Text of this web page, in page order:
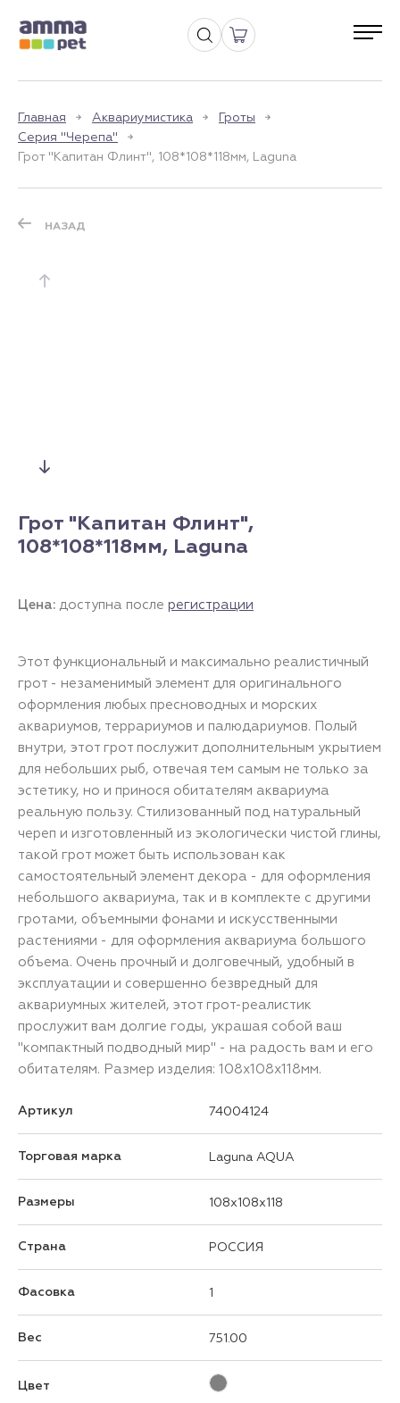
Главная Аквариумистика
Гроты
Серия "Черепа"
Грот "Капитан Флинт", 108*108*118мм, Laguna
НАЗАД
Грот "Капитан Флинт",
108*108*118мм, Laguna
Цена: доступна после регистрации
Этот функциональный и максимально реалистичный
грот - незаменимый элемент для оригинального
оформления любых пресноводных и морских
аквариумов, террариумов и палюдариумов. Полый
внутри, этот грот послужит дополнительным укрытием
для небольших рыб, отвечая тем самым не только за
эстетику, но и принося обитателям аквариума
реальную пользу. Стилизованный под натуральный
череп и изготовленный из экологически чистой глины,
такой грот может быть использован как
самостоятельный элемент декора - для оформления
небольшого аквариума, так и в комплекте с другими
гротами, объемными фонами и искусственными
растениями - для оформления аквариума большого
объема. Очень прочный и долговечный, удобный в
эксплуатации и совершенно безвредный для
аквариумных жителей, этот грот-реалистик
прослужит вам долгие годы, украшая собой ваш
"компактный подводный мир" - на радость вам и его
обитателям. Размер изделия: 108х108х118мм.
Артикул 74004124
Торговая марка Laguna AQUA
Размеры 108x108x118
Страна РОССИЯ
Фасовка 1
Вес 751.00
Цвет